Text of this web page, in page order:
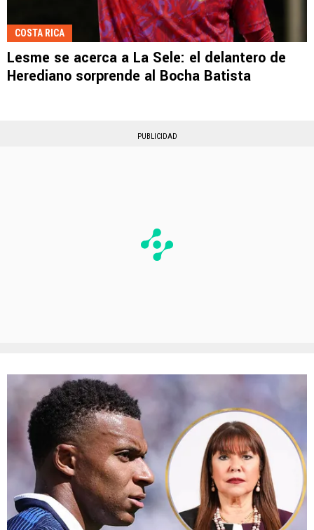
COSTA RICA
Lesme se acerca a La Sele: el delantero de
Herediano sorprende al Bocha Batista
PUBLICIDAD